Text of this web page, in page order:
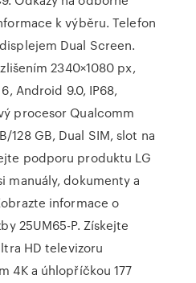
k výběru. Telefon
Dual Screen.
2340×1080 px,
Android 9.0, IP68,
procesor Qualcomm
128 GB, Dual SIM, slot na
podporu produktu LG
manuály, dokumenty a
informace o
25UM65-P. Získejte
HD televizoru
4K a úhlopříčkou 177